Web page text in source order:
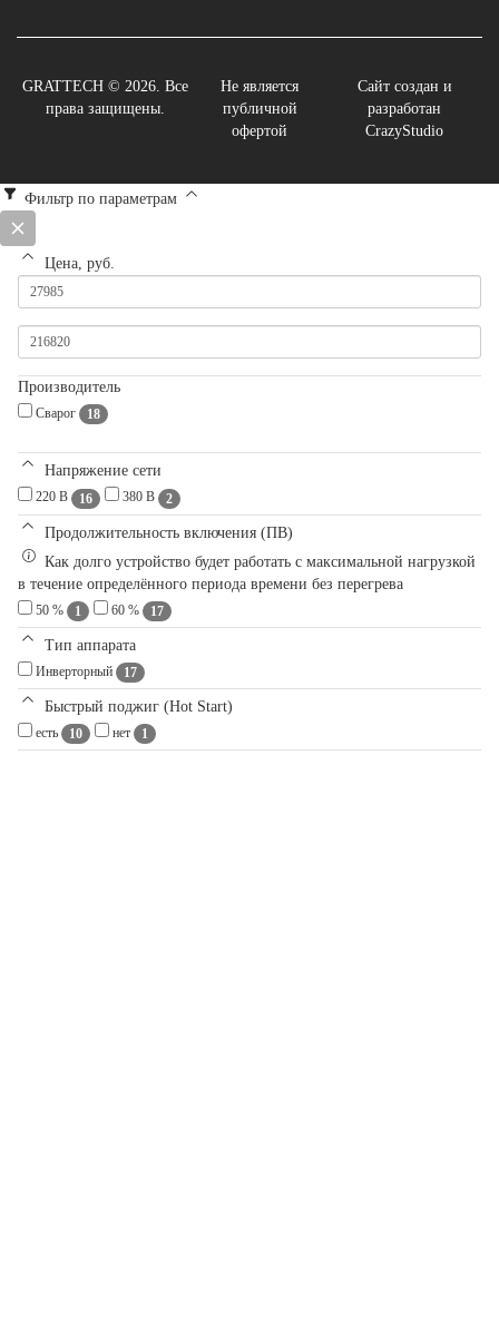
GRATTECH © 2026. Все
права защищены.
Не является
публичной
офертой
Сайт создан и
разработан
CrazyStudio
Фильтр по параметрам
Цена, руб.
Производитель
Сварог 18
Напряжение сети
220 В 16 380 В 2
Продолжительность включения (ПВ)
Как долго устройство будет работать с максимальной нагрузкой
в течение определённого периода времени без перегрева
50 % 1 60 % 17
Тип аппарата
Инверторный 17
Быстрый поджиг (Hot Start)
есть 10 нет 1